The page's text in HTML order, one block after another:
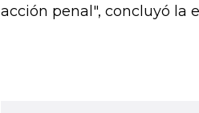
acción penal", concluyó la